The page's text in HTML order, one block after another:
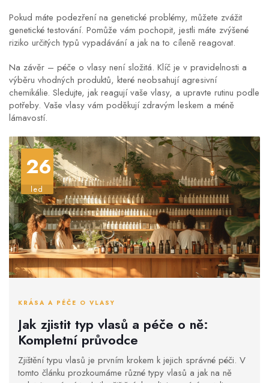
Pokud máte podezření na genetické problémy, můžete zvážit
genetické testování. Pomůže vám pochopit, jestli máte zvýšené
riziko určitých typů vypadávání a jak na to cíleně reagovat.
Na závěr – péče o vlasy není složitá. Klíč je v pravidelnosti a
výběru vhodných produktů, které neobsahují agresivní
chemikálie. Sledujte, jak reagují vaše vlasy, a upravte rutinu podle
potřeby. Vaše vlasy vám poděkují zdravým leskem a méně
lámavostí.
26
led
KRÁSA A PÉČE O VLASY
Jak zjistit typ vlasů a péče o ně:
Kompletní průvodce
Zjištění typu vlasů je prvním krokem k jejich správné péči. V
tomto článku prozkoumáme různé typy vlasů a jak na ně